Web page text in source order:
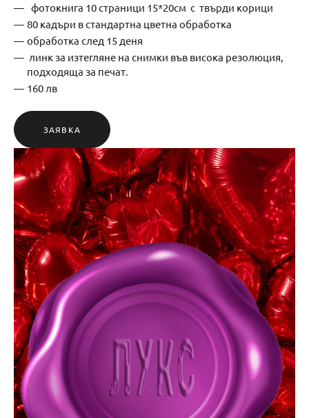
фотокнига 10 страници 15*20см с твърди корици
80 кадъри в стандартна цветна обработка
обработка след 15 деня
линк за изтегляне на снимки във висока резолюция,
подходяща за печат.
160 лв
ЗАЯВКА